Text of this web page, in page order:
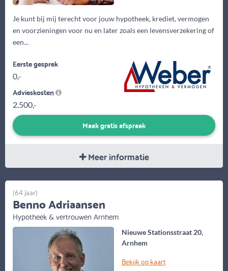
Je kunt bij mij terecht voor jouw hypotheek, krediet, vermogen
en voorzieningen voor nu en later zoals een levensverzekering of
een...
Eerste gesprek
0,-
Advieskosten
2.500,-
Maak gratis afspraak
Meer informatie
Nieuwe Stationsstraat 20,
Arnhem
Bekijk op kaart
(64 jaar)
Benno Adriaansen
Hypotheek & vertrouwen Arnhem